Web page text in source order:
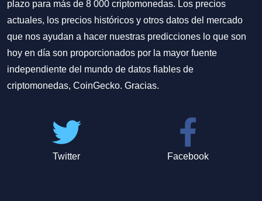
plazo para más de 8 000 criptomonedas. Los precios
actuales, los precios históricos y otros datos del mercado
que nos ayudan a hacer nuestras predicciones lo que son
hoy en día son proporcionados por la mayor fuente
independiente del mundo de datos fiables de
criptomonedas, CoinGecko. Gracias.
Twitter Facebook